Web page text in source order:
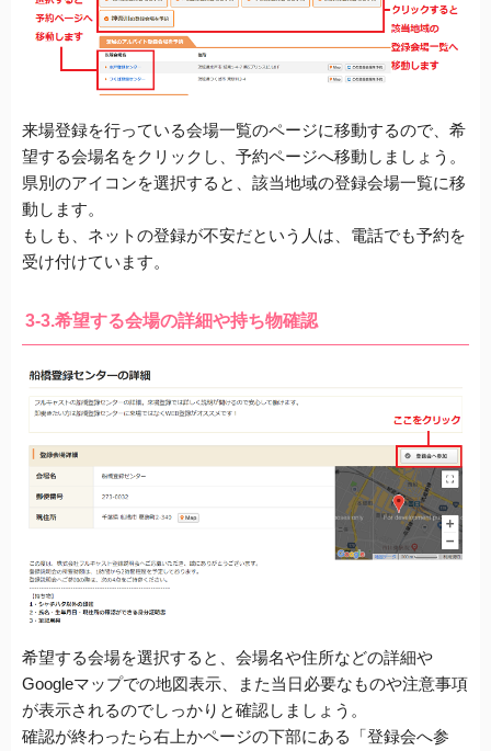
来場登録を行っている会場一覧のページに移動するので、 希
望する会場名をクリックし、予約ページへ移動しましょう。
県別のアイコンを選択すると、該当地域の登録会場一覧に移
動します。
もしも、ネットの登録が不安だという人は、 電話でも予約を
受け付けています。
3-3.希望する会場の詳細や持ち物確認
希望する会場を選択すると、会場名や住所などの詳細や
Googleマップでの地図表示、また当日必要なものや注意事項
が表示されるのでしっかりと確認しましょう。
確認が終わったら右上かページの下部にある「登録会へ参